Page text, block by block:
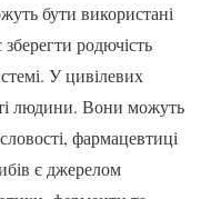
бути використані
родючість
У цивілевих
людини. Вони можуть
фармацевтиці
є джерелом